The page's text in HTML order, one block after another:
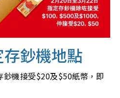
鈔機地點
機接受$20及$50紙幣，即